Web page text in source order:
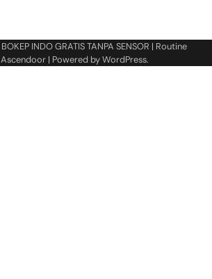
BOKEP INDO GRATIS TANPA SENSOR | Routine
Ascendoor| Powered byWordPress.